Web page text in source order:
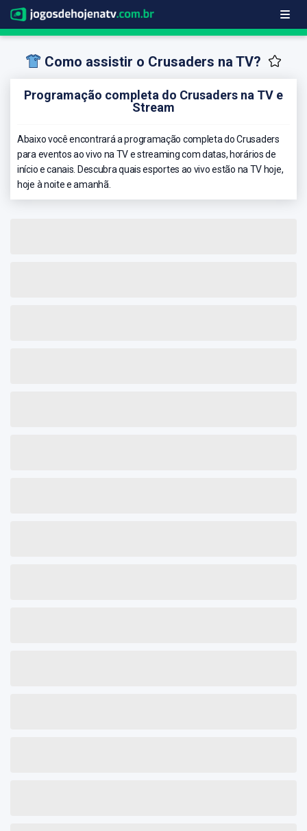
Como assistir o Crusaders na TV?
Programação completa do Crusaders na TV e
Stream
Abaixo você encontrará a programação completa do Crusaders
para eventos ao vivo na TV e streaming com datas, horários de
início e canais. Descubra quais esportes ao vivo estão na TV hoje,
hoje à noite e amanhã.